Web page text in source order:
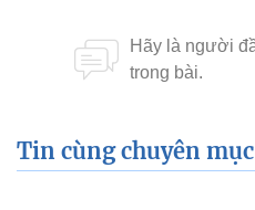
Tin cùng chuyên mục